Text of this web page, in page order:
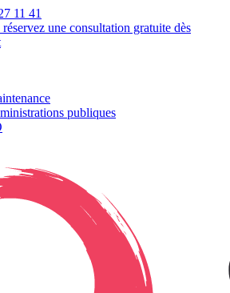
11 41
une consultation gratuite dès
publiques